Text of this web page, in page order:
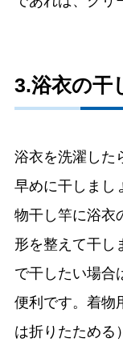
3.浴衣の干
浴衣を洗濯した
早めに干しまし
物干し竿に浴衣
形を整えて干し
で干したい場合
便利です。着物
は折りたためる